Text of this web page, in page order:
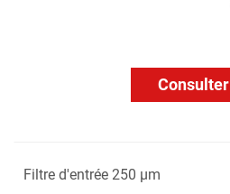
Consulter
Filtre d'entrée 250 µm